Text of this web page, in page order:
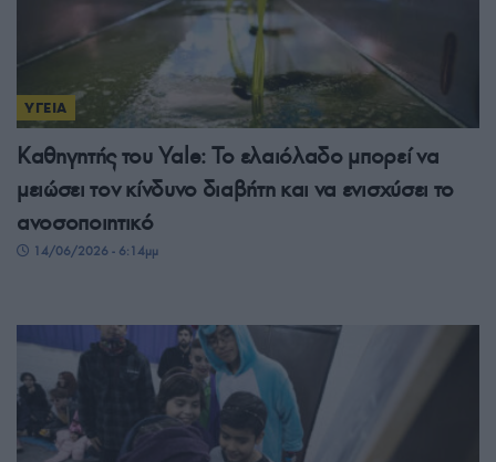
ΥΓΕΙΑ
Καθηγητής του Yale: Το ελαιόλαδο μπορεί να
μειώσει τον κίνδυνο διαβήτη και να ενισχύσει το
ανοσοποιητικό
14/06/2026 - 6:14μμ